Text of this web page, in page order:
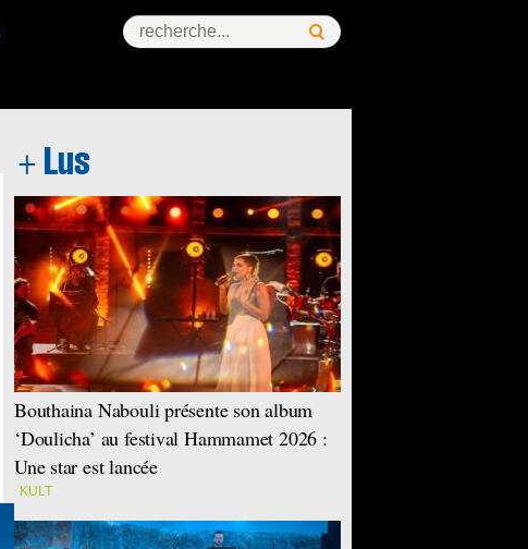
Success Story
Bouthaina Nabouli présente son album
‘Doulicha’ au festival Hammamet 2026 :
Une star est lancée
KULT